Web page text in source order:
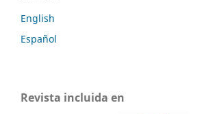
English
Español
Revista incluida en